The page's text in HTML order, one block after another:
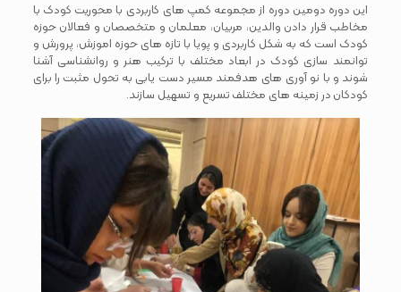
این دوره دومین دوره از مجموعه کمپ های کاربردی با محوریت کودک با
مخاطب قرار دادن والدین، مربیان، معلمان و متخصصان و فعالان حوزه
کودک است که به شکل کاربردی و پویا با تازه های حوزه اموزش، پرورش و
توانمند سازی کودک در ابعاد مختلف با ترکیب هنر و روانشناسی آشنا
شوند و با نو آوری های هدفمند مسیر دست یابی به تحول مثبت را برای
کودکان در زمینه های مختلف تسریع و تسهیل سازند.